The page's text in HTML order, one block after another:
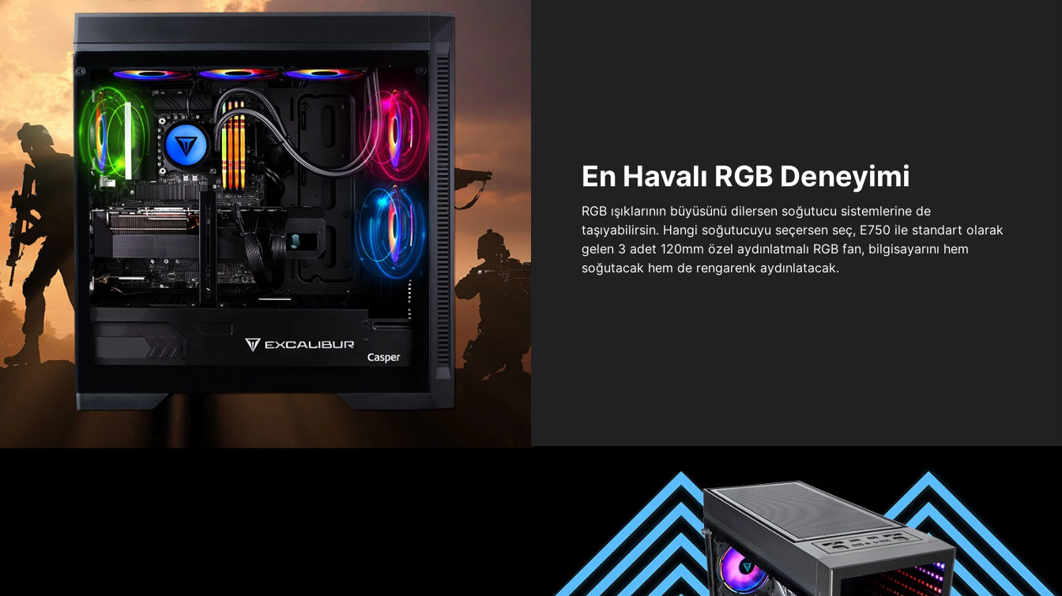
En Havalı RGB Deneyimi
RGB ışıklarının büyüsünü dilersen soğutucu sistemlerine de
taşıyabilirsin. Hangi soğutucuyu seçersen seç, E750 ile standart olarak
gelen 3 adet 120mm özel aydınlatmalı RGB fan, bilgisayarını hem
soğutacak hem de rengarenk aydınlatacak.